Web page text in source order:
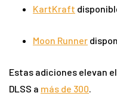
KartKraft
Moon Runner
Estas adiciones elevan
DLSS a más de 300.